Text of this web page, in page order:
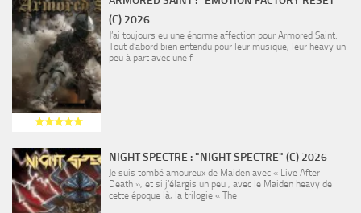
(C) 2026
J’ai toujours eu une énorme affection pour Armored Saint.
Tout d’abord bien entendu pour leur musique, leur heavy un
peu à part avec une f
NIGHT SPECTRE : "NIGHT SPECTRE" (C) 2026
Je suis tombé amoureux de Maiden avec « Live After
Death », et si j’élargis un peu , avec le Maiden heavy de
cette époque là, la trilogie « The